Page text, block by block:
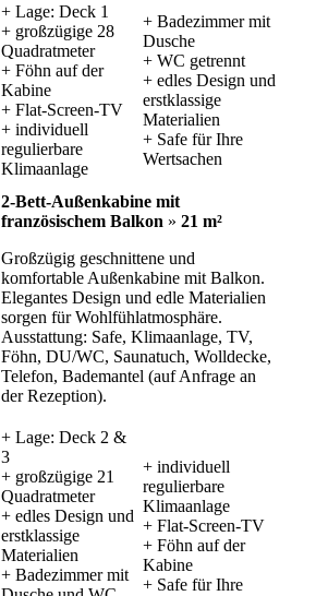
+ Lage: Deck 1
+ großzügige 28
Quadratmeter
+ Föhn auf der
Kabine
+ Flat-Screen-TV
+ individuell
regulierbare
Klimaanlage
+ Badezimmer mit
Dusche
+ WC getrennt
+ edles Design und
erstklassige
Materialien
+ Safe für Ihre
Wertsachen
2-Bett-Außenkabine mit
französischem Balkon » 21 m²
Großzügig geschnittene und
komfortable Außenkabine mit Balkon.
Elegantes Design und edle Materialien
sorgen für Wohlfühlatmosphäre.
Ausstattung: Safe, Klimaanlage, TV,
Föhn, DU/WC, Saunatuch, Wolldecke,
Telefon, Bademantel (auf Anfrage an
der Rezeption).
+ Lage: Deck 2 &
3
+ großzügige 21
Quadratmeter
+ edles Design und
erstklassige
Materialien
+ Badezimmer mit
+ individuell
regulierbare
Klimaanlage
+ Flat-Screen-TV
+ Föhn auf der
Kabine
+ Safe für Ihre